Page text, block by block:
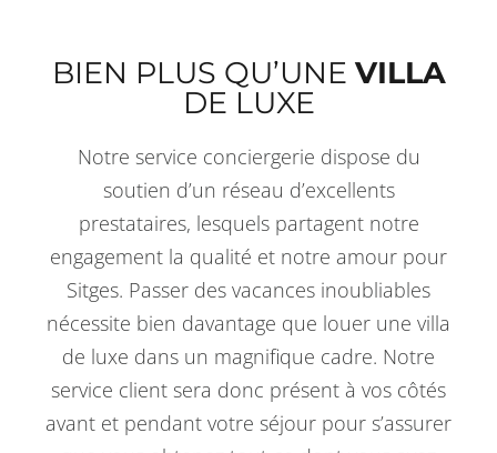
BIEN PLUS QU’UNE VILLA
DE LUXE
Notre service conciergerie dispose du
soutien d’un réseau d’excellents
prestataires, lesquels partagent notre
engagement la qualité et notre amour pour
Sitges. Passer des vacances inoubliables
nécessite bien davantage que louer une villa
de luxe dans un magnifique cadre. Notre
service client sera donc présent à vos côtés
avant et pendant votre séjour pour s’assurer